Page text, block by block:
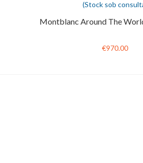
(Stock sob
Montblanc Around The
€970.00